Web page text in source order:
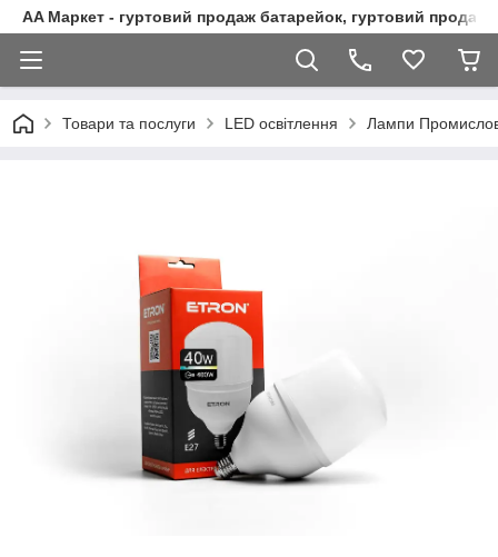
AA Маркет - гуртовий продаж батарейок, гуртовий продаж
Товари та послуги LED освітлення Лампи